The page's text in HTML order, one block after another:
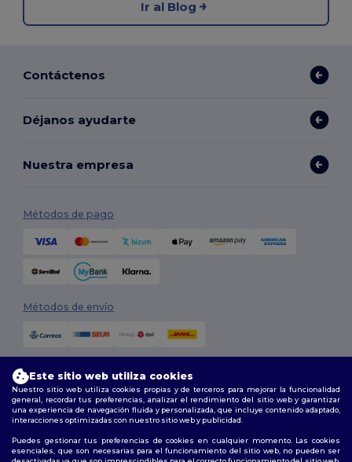
Ir al Blog
Contáctenos
Déjanos ayudarte
Nuestra empresa
Métodos de pago
Métodos de envío
Síguenos
Este sitio web utiliza cookies
Nuestro sitio web utiliza cookies propias y de terceros para mejorar la funcionalidad
general, recordar tus preferencias, analizar el rendimiento del sitio web y garantizar
una experiencia de navegación fluida y personalizada, que incluye contenido adaptado,
interacciones optimizadas con nuestro sitio web y publicidad.
Puedes gestionar tus preferencias de cookies en cualquier momento. Las cookies
esenciales, que son necesarias para el funcionamiento del sitio web, no pueden ser